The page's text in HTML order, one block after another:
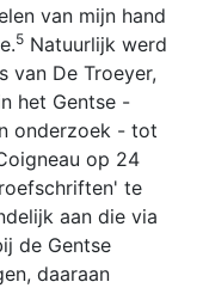
van mijn hand
5 Natuurlijk werd
van De Troeyer,
het Gentse -
onderzoek - tot
op 24
te
aan die via
de Gentse
daaraan